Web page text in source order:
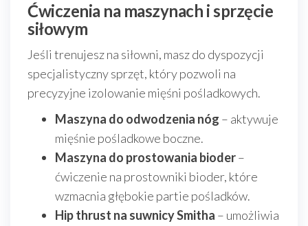
Ćwiczenia na maszynach i sprzęcie
siłowym
Jeśli trenujesz na siłowni, masz do dyspozycji
specjalistyczny sprzęt, który pozwoli na
precyzyjne izolowanie mięśni pośladkowych.
Maszyna do odwodzenia nóg – aktywuje
mięśnie pośladkowe boczne.
Maszyna do prostowania bioder–
ćwiczenie na prostowniki bioder, które
wzmacnia głębokie partie pośladków.
Hip thrust na suwnicy Smitha – umożliwia